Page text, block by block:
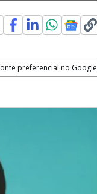
preferencial no Google